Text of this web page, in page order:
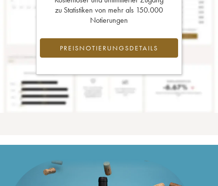
zu Statistiken von mehr als 150.000
Notierungen
PREISNOTIERUNGSDETAILS